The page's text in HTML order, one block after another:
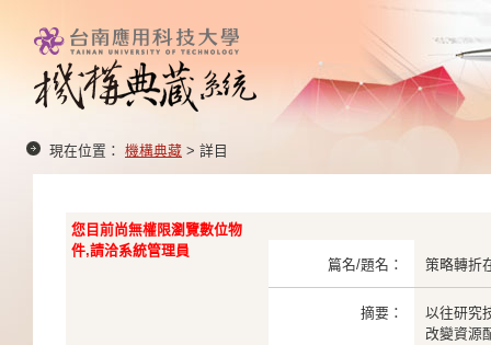
現在位置： 機構典藏 > 詳目
您目前尚無權限瀏覽數位物
件,請洽系統管理員
篇名/題名：
策略轉折
摘要：
以往研究
改變資源